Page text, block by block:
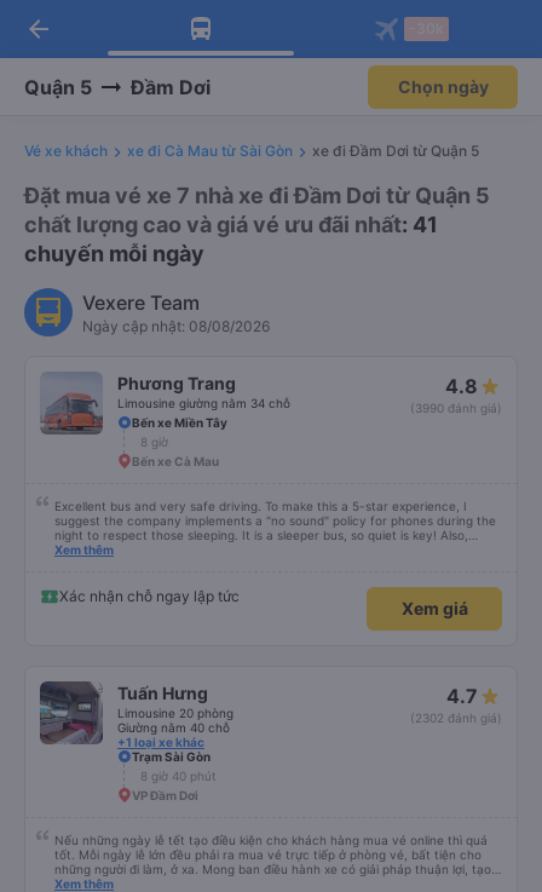
Tải app Vexere ngay!
Nhận ưu đãi thành viên độc
Mở app
Tải app Vexere
-30k/ghế khi đặt vé máy bay qua
Mở app
arrow_back
Quận 5 Đầm Dơi Chọn ngày
Vé xe khách xe đi Cà Mau từ Sài Gòn xe đi Đầm Dơi từ Quận 5
Đặt mua vé xe 7 nhà xe đi Đầm Dơi từ Quận 5
chất lượng cao và giá vé ưu đãi nhất: 41
chuyến mỗi ngày
Vexere Team
Ngày cập nhật: 08/08/2026
Phương Trang
Limousine giường nằm 34 chỗ
4.8
(3990 đánh giá)
Bến xe Miền Tây
8 giờ
Bến xe Cà Mau
Excellent bus and very safe driving. To make this a 5-star experience, I
suggest the company implements a "no sound" policy for phones during the
night to respect those sleeping. It is a sleeper bus, so quiet is key! Also,
please display the Wi-Fi password clearly inside the cabin for convenience. I
quy định rõ ràng về việc giữ im lặng (tắt âm thanh điện thoại) vào ban đêm
để tránh làm phiền hành khách khác ngủ. Ngoài ra, nhà xe nên dán sẵn mật
khẩu Wi-Fi trong xe để hành khách dễ dàng sử dụng. Tôi vẫn sẽ tiếp tục ủng
Xem thêm
Xác nhận chỗ ngay lập tức
Xem giá
Tuấn Hưng
Limousine 20 phòng
Giường nằm 40 chỗ
+1 loại xe khác
4.7
(2302 đánh giá)
Trạm Sài Gòn
8 giờ 40 phút
VP Đầm Dơi
Nếu những ngày lễ tết tạo điều kiện cho khách hàng mua vé online thì quá
tốt. Mỗi ngày lễ lớn đều phải ra mua vé trực tiếp ở phòng vé, bất tiện cho
những người đi làm, ở xa. Mong ban điều hành xe có giải pháp thuận lợi, tạo
điều kiện cho khách hàng mua vé online (chuyển khoản khi mua vé). Kính
Xem thêm